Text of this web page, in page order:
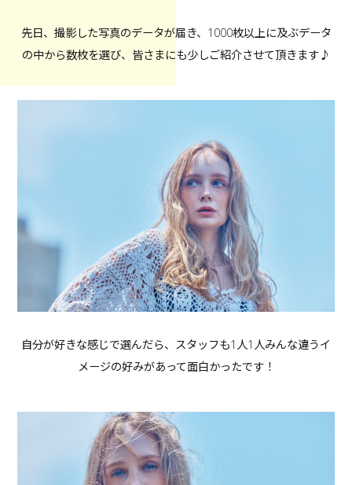
先日、撮影した写真のデータが届き、1000枚以上に及ぶデータ
の中から数枚を選び、皆さまにも少しご紹介させて頂きます♪
自分が好きな感じで選んだら、スタッフも1人1人みんな違うイ
メージの好みがあって面白かったです！